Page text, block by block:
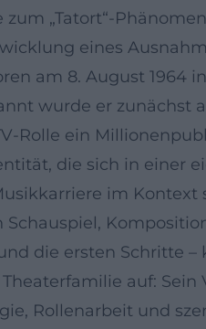
zum „Tatort“-
eines
am 8. August
wurde er zunächst
Rolle ein
die sich in einer
im
die ersten Schritte –
auf:
Rollenarbeit und